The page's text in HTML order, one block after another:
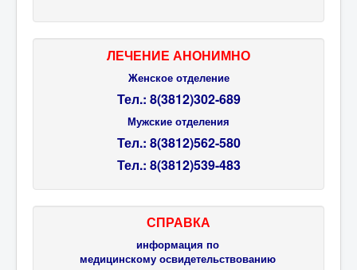
ЛЕЧЕНИЕ АНОНИМНО
Женское отделение
Тел.: 8(3812)302-689
Мужские отделения
Тел.: 8(3812)562-580
Тел.: 8(3812)539-483
СПРАВКА
информация по
медицинскому освидетельствованию